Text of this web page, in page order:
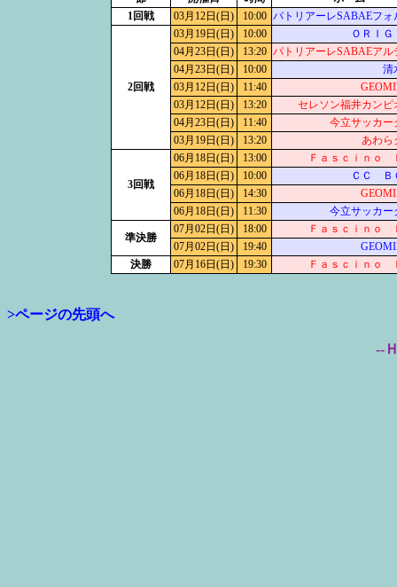
1回戦
03月12日(日) 10:00 パトリアーレSABAEフォ
2回戦
03月19日(日) 10:00
ＯＲＩＧ
04月23日(日)
13:20 パトリアーレSABAEアル
04月23日(日)
10:00
清
03月12日(日)
11:40
03月12日(日)
13:20
セレソン福井カンピ
04月23日(日)
11:40
今立サッカー
03月19日(日)
13:20 あわら
3回戦
06月18日(日) 13:00
Ｆａｓｃｉｎｏ
06月18日(日)
10:00
ＣＣ Ｂ
06月18日(日)
14:30
06月18日(日)
11:30 今立サッカー
準決勝
07月02日(日) 18:00
Ｆａｓｃｉｎｏ
07月02日(日)
19:40
決勝
07月16日(日) 19:30 Ｆａｓｃｉｎｏ
>ページの先頭へ
--